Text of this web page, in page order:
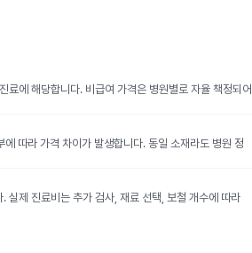
에 해당합니다. 비급여 가격은 병원별로 자율 책정되어
따라 가격 차이가 발생합니다. 동일 소재라도 병원 정
실제 진료비는 추가 검사, 재료 선택, 보철 개수에 따라